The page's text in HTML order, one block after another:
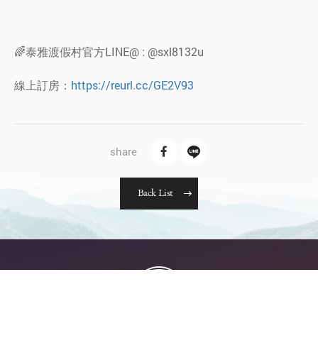
🌈泰雅渡假村官方LINE@ : @sxl8132u
線上訂房： https://reurl.cc/GE2V93
BackList